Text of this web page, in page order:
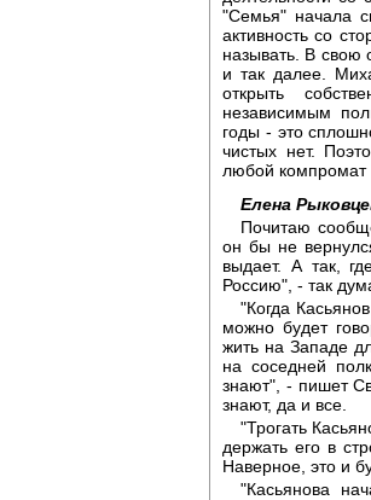
"Семья" начала
активность со
называть. В свою
и так далее.
открыть
независимым
годы - это
чистых нет.
любой компромат
Елена
Почитаю
он бы не
выдает. А так,
Россию", - так
"Когда
можно будет
жить на Западе
на соседней
знают", - пишет
знают, да и все.
"Трогать
держать его в
Наверное, это и
"Касьянова